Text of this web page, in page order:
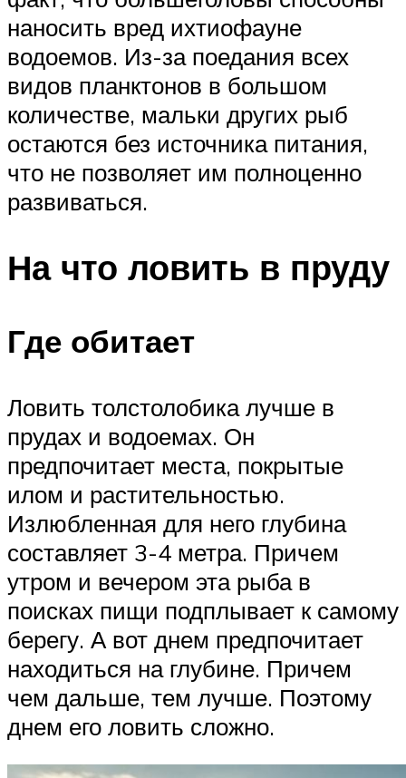
наносить вред ихтиофауне
водоемов. Из-за поедания всех
видов планктонов в большом
количестве, мальки других рыб
остаются без источника питания,
что не позволяет им полноценно
развиваться.
На что ловить в пруду
Где обитает
Ловить толстолобика лучше в
прудах и водоемах. Он
предпочитает места, покрытые
илом и растительностью.
Излюбленная для него глубина
составляет 3-4 метра. Причем
утром и вечером эта рыба в
поисках пищи подплывает к самому
берегу. А вот днем предпочитает
находиться на глубине. Причем
чем дальше, тем лучше. Поэтому
днем его ловить сложно.